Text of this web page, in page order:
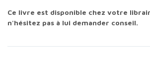
Ce livre est disponible chez votre libraire habituel,
n'hésitez pas à lui demander conseil.